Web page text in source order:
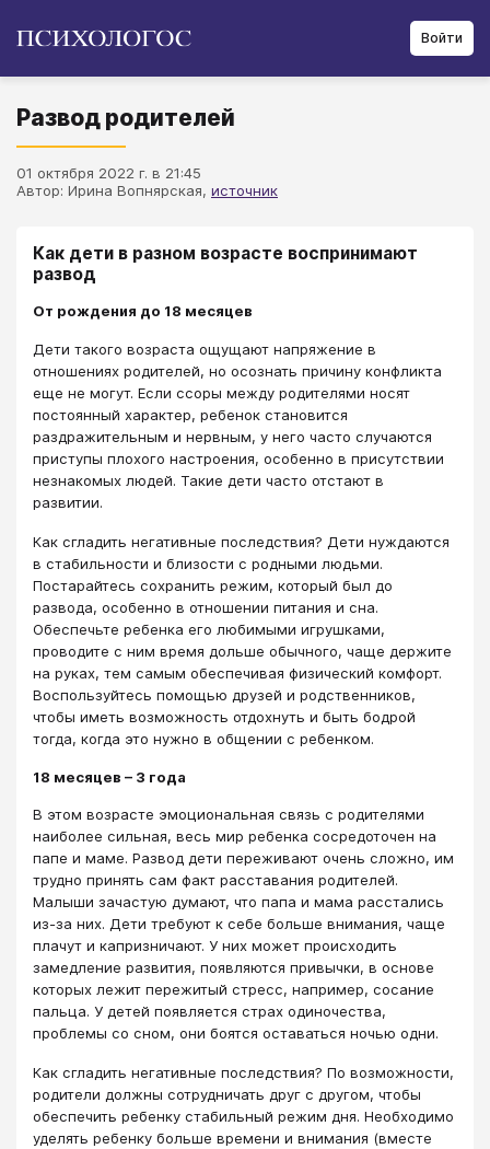
Войти
Развод родителей
01 октября 2022 г. в 21:45
Автор: Ирина Вопнярская, источник
Как дети в разном возрасте воспринимают
развод
От рождения до 18 месяцев
Дети такого возраста ощущают напряжение в
отношениях родителей, но осознать причину конфликта
еще не могут. Если ссоры между родителями носят
постоянный характер, ребенок становится
раздражительным и нервным, у него часто случаются
приступы плохого настроения, особенно в присутствии
незнакомых людей. Такие дети часто отстают в
развитии.
Как сгладить негативные последствия? Дети нуждаются
в стабильности и близости с родными людьми.
Постарайтесь сохранить режим, который был до
развода, особенно в отношении питания и сна.
Обеспечьте ребенка его любимыми игрушками,
проводите с ним время дольше обычного, чаще держите
на руках, тем самым обеспечивая физический комфорт.
Воспользуйтесь помощью друзей и родственников,
чтобы иметь возможность отдохнуть и быть бодрой
тогда, когда это нужно в общении с ребенком.
18 месяцев – 3 года
В этом возрасте эмоциональная связь с родителями
наиболее сильная, весь мир ребенка сосредоточен на
папе и маме. Развод дети переживают очень сложно, им
трудно принять сам факт расставания родителей.
Малыши зачастую думают, что папа и мама расстались
из-за них. Дети требуют к себе больше внимания, чаще
плачут и капризничают. У них может происходить
замедление развития, появляются привычки, в основе
которых лежит пережитый стресс, например, сосание
пальца. У детей появляется страх одиночества,
проблемы со сном, они боятся оставаться ночью одни.
Как сгладить негативные последствия? По возможности,
родители должны сотрудничать друг с другом, чтобы
обеспечить ребенку стабильный режим дня. Необходимо
уделять ребенку больше времени и внимания (вместе